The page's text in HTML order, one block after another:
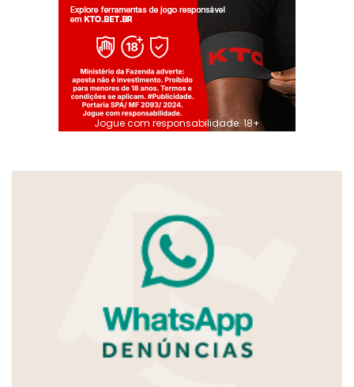
Jogue com responsabilidade. 18+